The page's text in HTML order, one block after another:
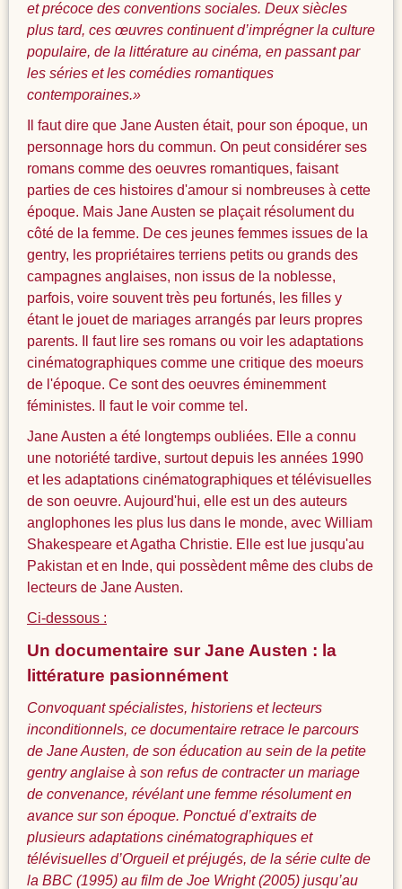
et précoce des conventions sociales. Deux siècles
plus tard, ces œuvres continuent d’imprégner la culture
populaire, de la littérature au cinéma, en passant par
les séries et les comédies romantiques
contemporaines.»
Il faut dire que Jane Austen était, pour son époque, un
personnage hors du commun. On peut considérer ses
romans comme des oeuvres romantiques, faisant
parties de ces histoires d'amour si nombreuses à cette
époque. Mais Jane Austen se plaçait résolument du
côté de la femme. De ces jeunes femmes issues de la
gentry, les propriétaires terriens petits ou grands des
campagnes anglaises, non issus de la noblesse,
parfois, voire souvent très peu fortunés, les filles y
étant le jouet de mariages arrangés par leurs propres
parents. Il faut lire ses romans ou voir les adaptations
cinématographiques comme une critique des moeurs
de l'époque. Ce sont des oeuvres éminemment
féministes. Il faut le voir comme tel.
Jane Austen a été longtemps oubliées. Elle a connu
une notoriété tardive, surtout depuis les années 1990
et les adaptations cinématographiques et télévisuelles
de son oeuvre. Aujourd'hui, elle est un des auteurs
anglophones les plus lus dans le monde, avec William
Shakespeare et Agatha Christie. Elle est lue jusqu'au
Pakistan et en Inde, qui possèdent même des clubs de
lecteurs de Jane Austen.
Ci-dessous :
Un documentaire sur Jane Austen : la
littérature pasionnément
Convoquant spécialistes, historiens et lecteurs
inconditionnels, ce documentaire retrace le parcours
de Jane Austen, de son éducation au sein de la petite
gentry anglaise à son refus de contracter un mariage
de convenance, révélant une femme résolument en
avance sur son époque. Ponctué d’extraits de
plusieurs adaptations cinématographiques et
télévisuelles d’Orgueil et préjugés, de la série culte de
la BBC (1995) au film de Joe Wright (2005) jusqu’au